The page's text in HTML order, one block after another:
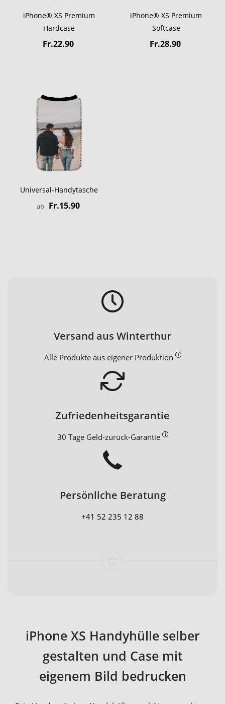
iPhone® XS Premium
Hardcase
Fr.22.90
iPhone® XS Premium
Softcase
Fr.28.90
Universal-Handytasche
ab Fr.15.90
Versand aus Winterthur
Alle Produkte aus eigener Produktion
Zufriedenheitsgarantie
30 Tage Geld-zurück-Garantie
Persönliche Beratung
+41 52 235 12 88
iPhone XS Handyhülle selber
gestalten und Case mit
eigenem Bild bedrucken